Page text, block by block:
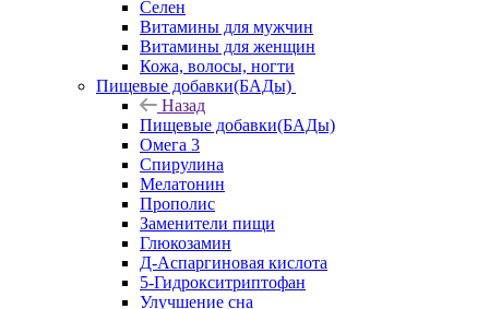
Селен
Витамины для мужчин
Витамины для женщин
Кожа, волосы, ногти
Пищевые добавки(БАДы)
Назад
Пищевые добавки(БАДы)
Омега 3
Спирулина
Мелатонин
Прополис
Заменители пищи
Глюкозамин
Д-Аспаргиновая кислота
5-Гидрокситриптофан
Улучшение сна